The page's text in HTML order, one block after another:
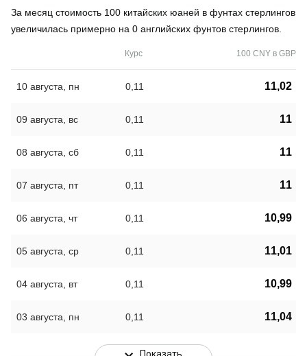
За месяц стоимость 100 китайских юаней в фунтах стерлингов
увеличилась примерно на 0 английских фунтов стерлингов.
Курс 100 CNY в GBP
10 августа, пн 0,11 11,02
09 августа, вс 0,11 11
08 августа, сб 0,11 11
07 августа, пт 0,11 11
06 августа, чт 0,11 10,99
05 августа, ср 0,11 11,01
04 августа, вт 0,11 10,99
03 августа, пн 0,11 11,04